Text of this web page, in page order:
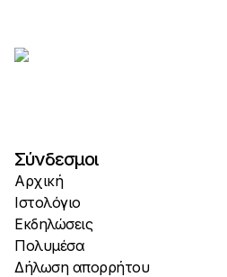
Σύνδεσμοι
Αρχική
Ιστολόγιο
Εκδηλώσεις
Πολυμέσα
Δήλωση απορρήτου